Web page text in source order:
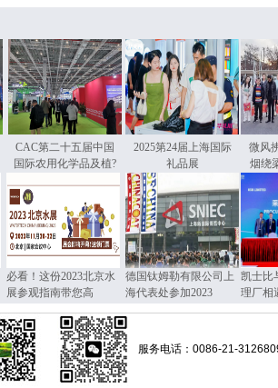
CAC第二十五届中国
国际农用化学品及植?
2025第24届上海国际
礼品展
微风
烟绕
必看！这份2023北京水
展参观指南带您高
德国钛姆勒有限公司上
海代表处参加2023
凯士比
理厂相
服务电话：0086-21-